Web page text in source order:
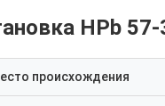
HPb
происхождения